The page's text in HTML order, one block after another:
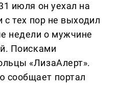
июля он уехал на
с тех пор не выходил
недели о мужчине
Поисками
«ЛизаАлерт».
портал